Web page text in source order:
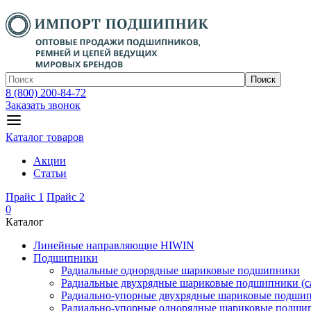
Поиск
8 (800) 200-84-72
Заказать звонок
Каталог товаров
Акции
Статьи
Прайс 1 Прайс 2
0
Каталог
Линейные направляющие HIWIN
Подшипники
Радиальные однорядные шариковые подшипники
Радиальные двухрядные шариковые подшипники
Радиально-упорные двухрядные шариковые
Радиально-упорные однорядные шариковые